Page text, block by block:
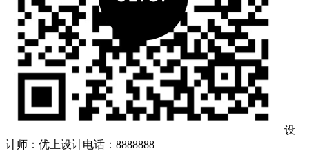
设
计师：优上设计电话：8888888